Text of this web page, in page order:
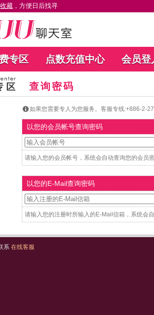
藏 ，方便日后找寻
专区 点数充值中心 会员登
查询密码
如果您需要专人为您服务。客服专线:+886-2-
以您的会员帐号查询密码
请输入您的会员帐号，系统会自动查询您的会员
以您的E-Mail查询密码
请输入您的注册时所输入的E-Mail信箱，系统会
系 在线客服